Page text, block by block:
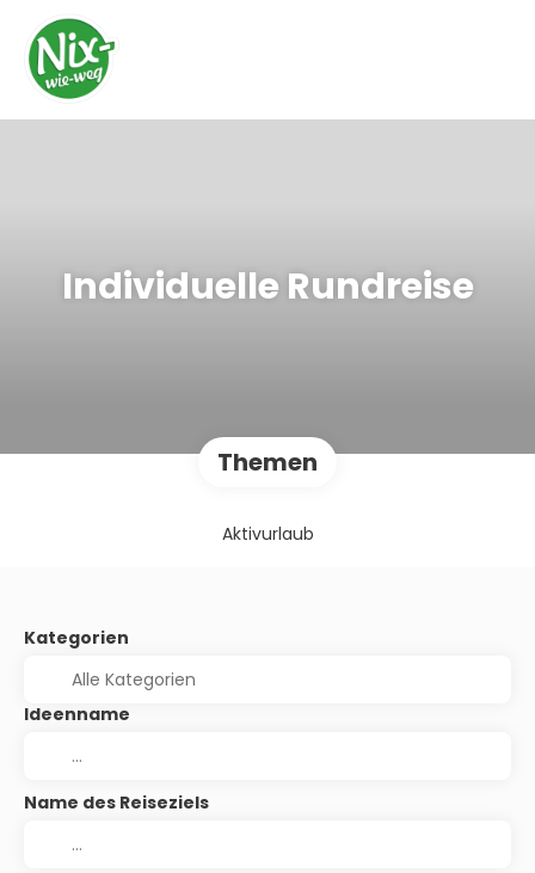
Individuelle Rundreise
Themen
Aktivurlaub
Kategorien
Ideenname
Name des Reiseziels